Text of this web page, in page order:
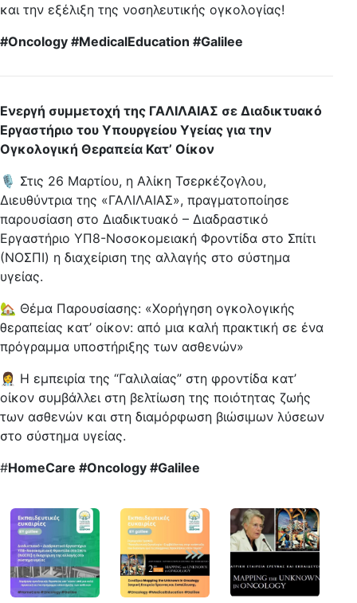
και την εξέλιξη της νοσηλευτικής ογκολογίας!
#Oncology #MedicalEducation #Galilee
Ενεργή συμμετοχή της ΓΑΛΙΛΑΙΑΣ σε Διαδικτυακό
Εργαστήριο του Υπουργείου Υγείας για την
Ογκολογική Θεραπεία Κατ’ Οίκον
🎙️ Στις 26 Μαρτίου, η Αλίκη Τσερκέζογλου,
Διευθύντρια της «ΓΑΛΙΛΑΙΑΣ», πραγματοποίησε
παρουσίαση στο Διαδικτυακό – Διαδραστικό
Εργαστήριο ΥΠ8-Νοσοκομειακή Φροντίδα στο Σπίτι
(ΝΟΣΠΙ) η διαχείριση της αλλαγής στο σύστημα
υγείας.
🏡 Θέμα Παρουσίασης: «Χορήγηση ογκολογικής
θεραπείας κατ’ οίκον: από μια καλή πρακτική σε ένα
πρόγραμμα υποστήριξης των ασθενών»
👩‍⚕️ Η εμπειρία της “Γαλιλαίας” στη φροντίδα κατ’
οίκον συμβάλλει στη βελτίωση της ποιότητας ζωής
των ασθενών και στη διαμόρφωση βιώσιμων λύσεων
στο σύστημα υγείας.
#HomeCare #Oncology #Galilee